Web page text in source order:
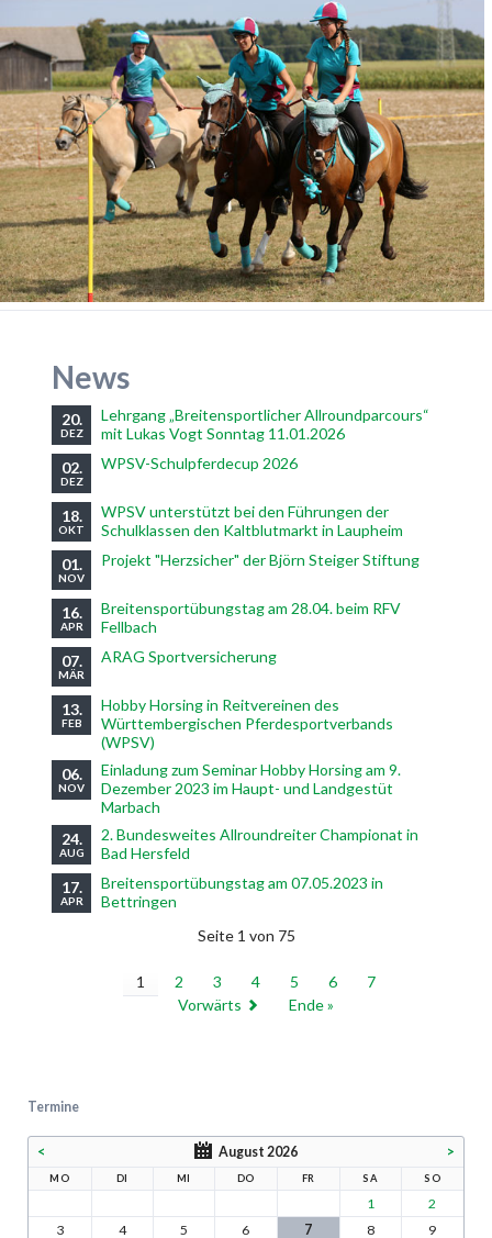
News
20.
DEZ
Lehrgang „Breitensportlicher Allroundparcours“
mit Lukas Vogt Sonntag 11.01.2026
02.
DEZ
WPSV-Schulpferdecup 2026
18.
OKT
WPSV unterstützt bei den Führungen der
Schulklassen den Kaltblutmarkt in Laupheim
01.
NOV
Projekt "Herzsicher" der Björn Steiger Stiftung
16.
APR
Breitensportübungstag am 28.04. beim RFV
Fellbach
07.
MÄR
ARAG Sportversicherung
13.
FEB
Hobby Horsing in Reitvereinen des
Württembergischen Pferdesportverbands
(WPSV)
06.
NOV
Einladung zum Seminar Hobby Horsing am 9.
Dezember 2023 im Haupt- und Landgestüt
Marbach
24.
AUG
2. Bundesweites Allroundreiter Championat in
Bad Hersfeld
17.
APR
Breitensportübungstag am 07.05.2023 in
Bettringen
Seite 1 von 75
1 2 3 4 5 6
7
Vorwärts
Ende »
Termine
< August 2026 >
MO DI MI DO FR SA SO
1
2
3
4 5 6 7 8 9